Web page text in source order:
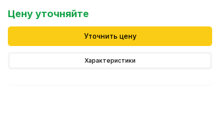
Цену уточняйте
Уточнить цену
Характеристики